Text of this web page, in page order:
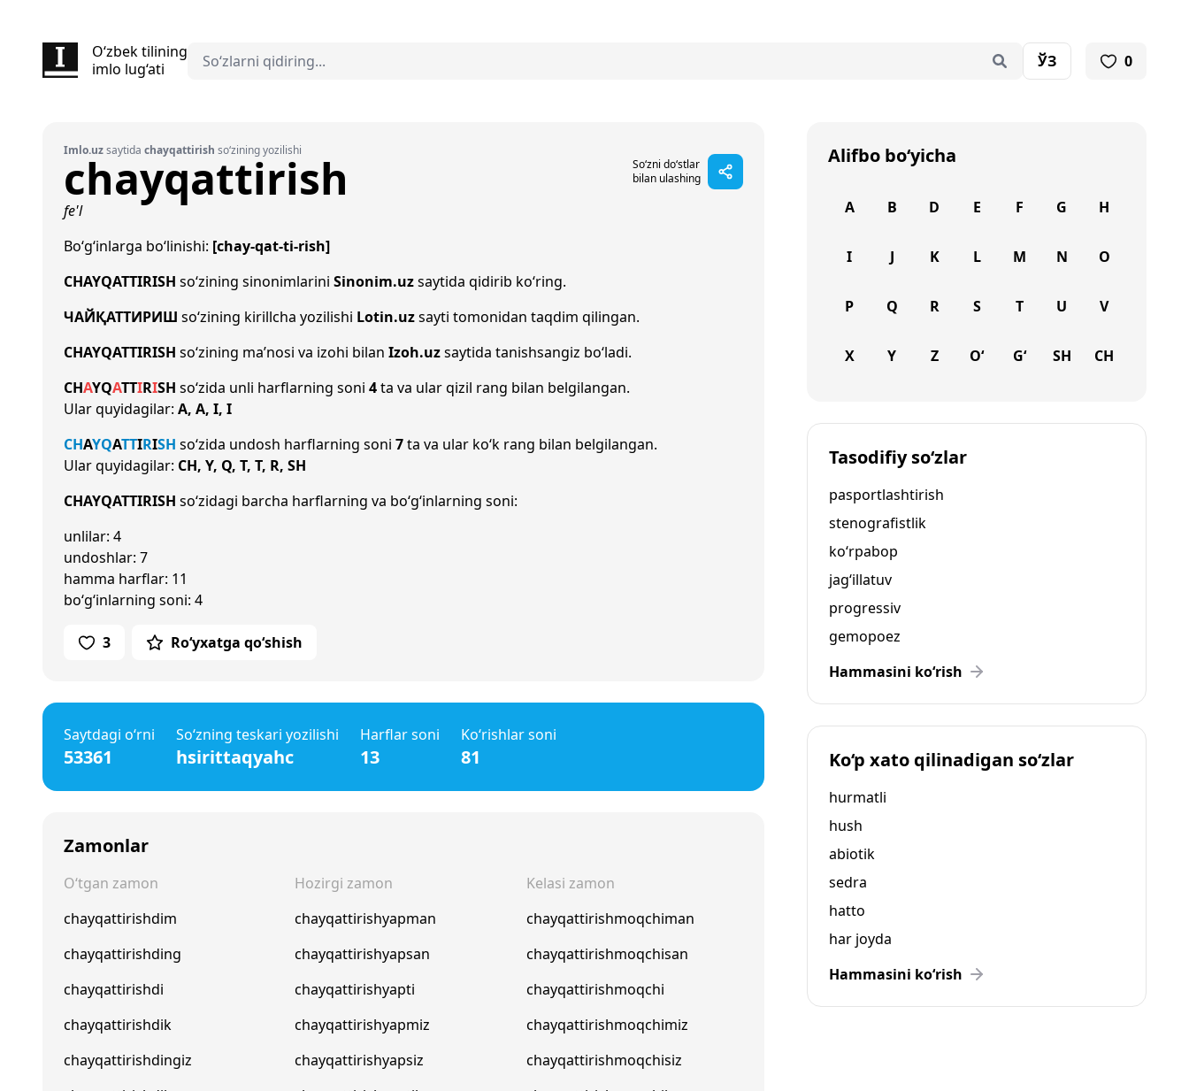
O‘zbek tilining
imlo lug‘ati
ЎЗ 0
Imlo.uzsaytida chayqattirish so‘zining yozilishi
chayqattirish
So‘zni do‘stlar
bilan ulashing
fe'l
Bo‘g‘inlarga bo‘linishi: [chay-qat-ti-rish]
CHAYQATTIRISH so‘zining sinonimlarini Sinonim.uzsaytida qidirib ko‘ring.
ЧАЙҚАТТИРИШ so‘zining kirillcha yozilishi Lotin.uzsayti tomonidan taqdim qilingan.
CHAYQATTIRISH so‘zining ma’nosi va izohi bilan Izoh.uzsaytida tanishsangiz bo‘ladi.
CHAYQATTIRISH so‘zida unli harflarning soni 4ta va ular qizil rang bilan belgilangan.
Ular quyidagilar: A, A, I, I
CHAYQATTIRISH so‘zida undosh harflarning soni 7ta va ular ko‘k rang bilan belgilangan.
Ular quyidagilar: CH, Y, Q, T, T, R, SH
CHAYQATTIRISH so‘zidagi barcha harflarning va bo‘g‘inlarning soni:
unlilar: 4
undoshlar: 7
hamma harflar: 11
bo‘g‘inlarning soni: 4
3 Ro‘yxatga qo‘shish
Saytdagi o‘rni
53361
So‘zning teskari yozilishi
hsirittaqyahc
Harflar soni
13
Ko‘rishlar soni
81
Zamonlar
O‘tgan zamon
chayqattirishdim
chayqattirishding
chayqattirishdi
chayqattirishdik
chayqattirishdingiz
Hozirgi zamon
chayqattirishyapman
chayqattirishyapsan
chayqattirishyapti
chayqattirishyapmiz
chayqattirishyapsiz
Kelasi zamon
chayqattirishmoqchiman
chayqattirishmoqchisan
chayqattirishmoqchi
chayqattirishmoqchimiz
chayqattirishmoqchisiz
Alifbo bo‘yicha
A B D E F G H
I J K L M N O
P Q R S T U V
X Y Z O‘ G‘ SH CH
Tasodifiy so‘zlar
pasportlashtirish
stenografistlik
ko‘rpabop
jag‘illatuv
progressiv
gemopoez
Hammasini ko‘rish
Ko‘p xato qilinadigan so‘zlar
hurmatli
hush
abiotik
sedra
hatto
har joyda
Hammasini ko‘rish